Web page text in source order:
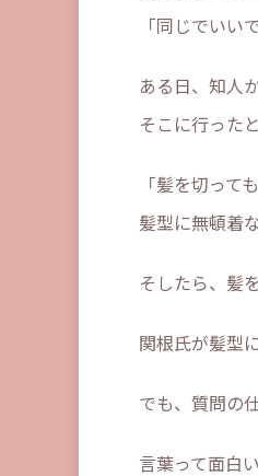
「同じでいい
ある日、知人
そこに行った
「髪を切って
髪型に無頓着
そしたら、髪
関根氏が髪型
でも、質問の
言葉って面白い